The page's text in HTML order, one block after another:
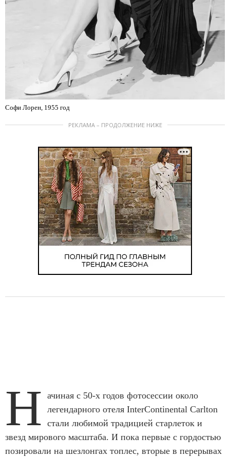
Софи Лорен, 1955 год
РЕКЛАМА – ПРОДОЛЖЕНИЕ НИЖЕ
Н ачиная с 50-х годов фотосессии около
легендарного отеля InterContinental Carlton
стали любимой традицией старлеток и
звезд мирового масштаба. И пока первые с гордостью
позировали на шезлонгах топлес, вторые в перерывах